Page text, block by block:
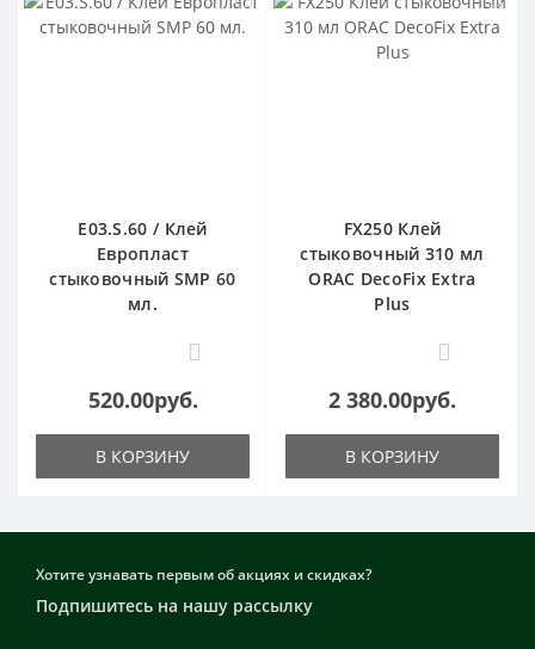
E03.S.60 / Клей
Европласт
стыковочный SMP 60
мл.
0
520.00руб.
В КОРЗИНУ
FX250 Клей
стыковочный 310 мл
ORAC DecoFix Extra
Plus
0
2 380.00руб.
В КОРЗИНУ
Хотите узнавать первым об акциях и скидках?
Подпишитесь на нашу рассылку